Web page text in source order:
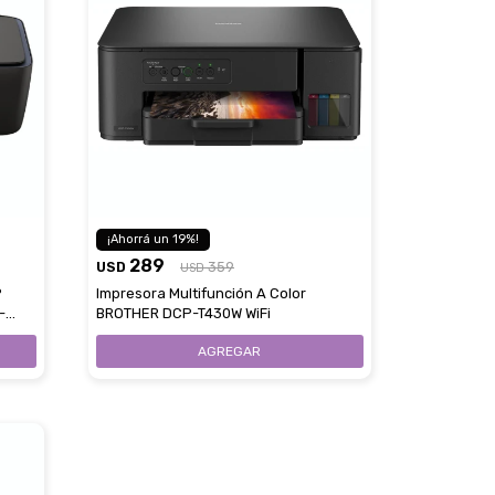
19
USD 289 USD 359
Impresora Multifunción A Color
BROTHER DCP-T430W WiFi